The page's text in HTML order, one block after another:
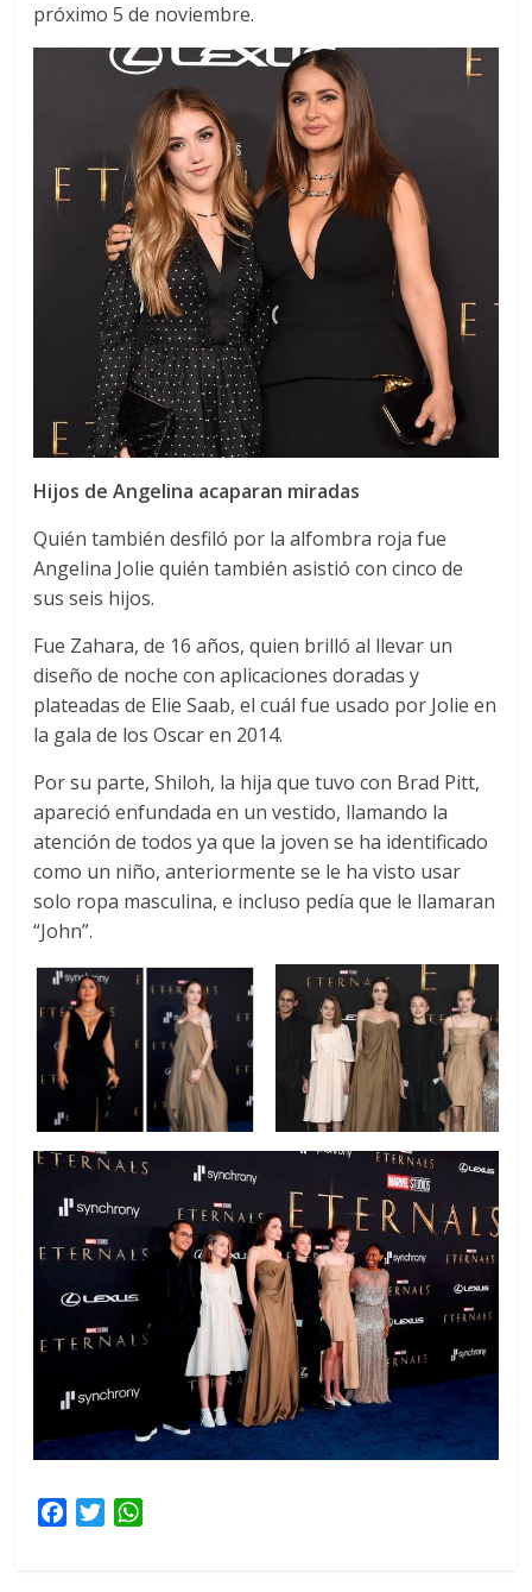
próximo 5 de noviembre.
Hijos de Angelina acaparan miradas
Quién también desfiló por la alfombra roja fue
Angelina Jolie quién también asistió con cinco de
sus seis hijos.
Fue Zahara, de 16 años, quien brilló al llevar un
diseño de noche con aplicaciones doradas y
plateadas de Elie Saab, el cuál fue usado por Jolie en
la gala de los Oscar en 2014.
Por su parte, Shiloh, la hija que tuvo con Brad Pitt,
apareció enfundada en un vestido, llamando la
atención de todos ya que la joven se ha identificado
como un niño, anteriormente se le ha visto usar
solo ropa masculina, e incluso pedía que le llamaran
“John”.
T